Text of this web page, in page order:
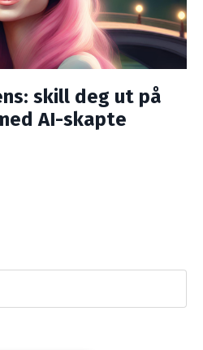
skill deg ut på
AI-skapte